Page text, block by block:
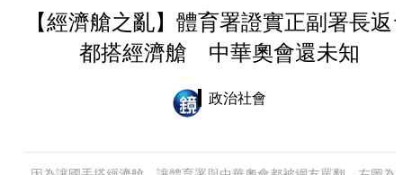
【經濟艙之亂】體育署證實正副署長返
都搭經濟艙 中華奧會還未知
政治社會